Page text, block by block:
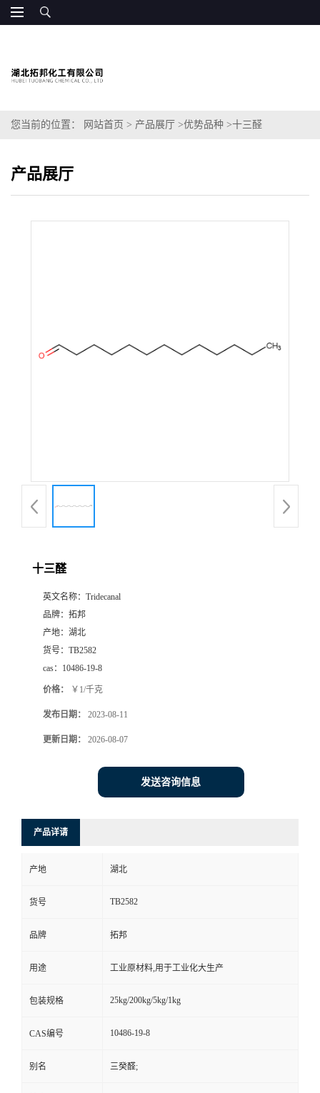
您当前的位置： 网站首页 > 产品展厅 >优势品种 >十三醛
产品展厅
十三醛
英文名称： Tridecanal
品牌： 拓邦
产地： 湖北
货号： TB2582
cas： 10486-19-8
价格： ￥1/千克
发布日期： 2023-08-11
更新日期： 2026-08-07
发送咨询信息
产品详请
产地 湖北
货号 TB2582
品牌 拓邦
用途 工业原材料,用于工业化大生产
包装规格 25kg/200kg/5kg/1kg
CAS编号 10486-19-8
别名 三癸醛;